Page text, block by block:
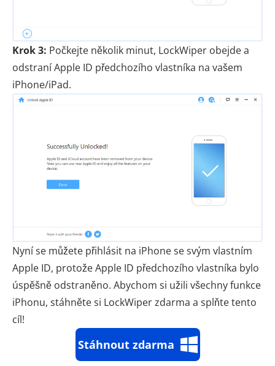
Krok 3: Počkejte několik minut, LockWiper obejde a
odstraní Apple ID předchozího vlastníka na vašem
iPhone/iPad.
Nyní se můžete přihlásit na iPhone se svým vlastním
Apple ID, protože Apple ID předchozího vlastníka bylo
úspěšně odstraněno. Abychom si užili všechny funkce
iPhonu, stáhněte si LockWiper zdarma a splňte tento
cíl!
Stáhnout zdarma